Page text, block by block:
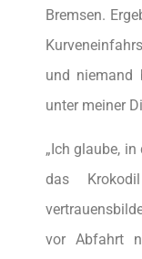
Bremsen.
und niemand
unter meiner
„Ich glaube,
das
vor Abfahrt